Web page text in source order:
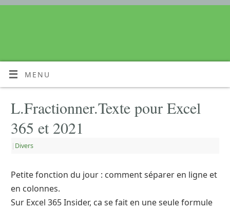
MENU
L.Fractionner.Texte pour Excel
365 et 2021
| Divers
Petite fonction du jour : comment séparer en ligne et
en colonnes.
Sur Excel 365 Insider, ca se fait en une seule formule